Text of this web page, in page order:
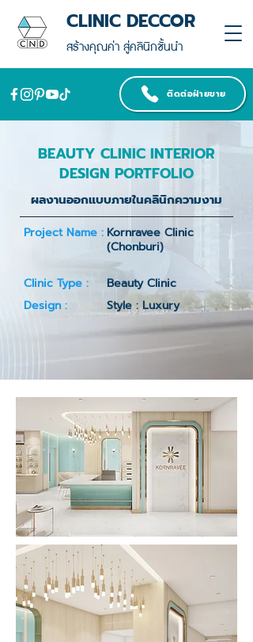
สร้างคุณค่า สู่คลินิกชั้นนำ
CLINIC DECCOR
ติดต่อฝ่ายขาย
BEAUTY CLINIC INTERIOR
DESIGN PORTFOLIO
ผลงานออกแบบภายในคลินิกความงาม
Project Name : Kornravee Clinic
(Chonburi)
Clinic Type :
Beauty Clinic
Design :
Style : Luxury